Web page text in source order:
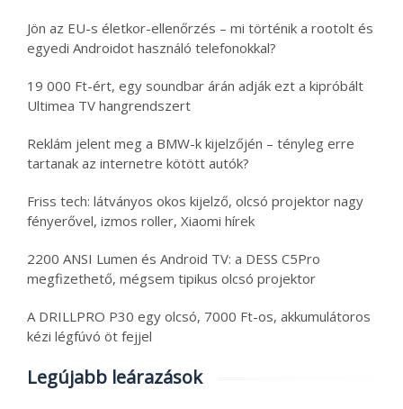
Jön az EU-s életkor-ellenőrzés – mi történik a rootolt és
egyedi Androidot használó telefonokkal?
19 000 Ft-ért, egy soundbar árán adják ezt a kipróbált
Ultimea TV hangrendszert
Reklám jelent meg a BMW-k kijelzőjén – tényleg erre
tartanak az internetre kötött autók?
Friss tech: látványos okos kijelző, olcsó projektor nagy
fényerővel, izmos roller, Xiaomi hírek
2200 ANSI Lumen és Android TV: a DESS C5Pro
megfizethető, mégsem tipikus olcsó projektor
A DRILLPRO P30 egy olcsó, 7000 Ft-os, akkumulátoros
kézi légfúvó öt fejjel
Legújabb leárazások